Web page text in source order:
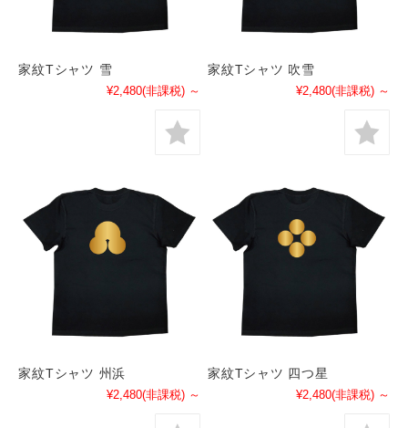
家紋Tシャツ 雪
¥2,480(非課税) ～
家紋Tシャツ 吹雪
¥2,480(非課税) ～
家紋Tシャツ 州浜
¥2,480(非課税) ～
家紋Tシャツ 四つ星
¥2,480(非課税) ～